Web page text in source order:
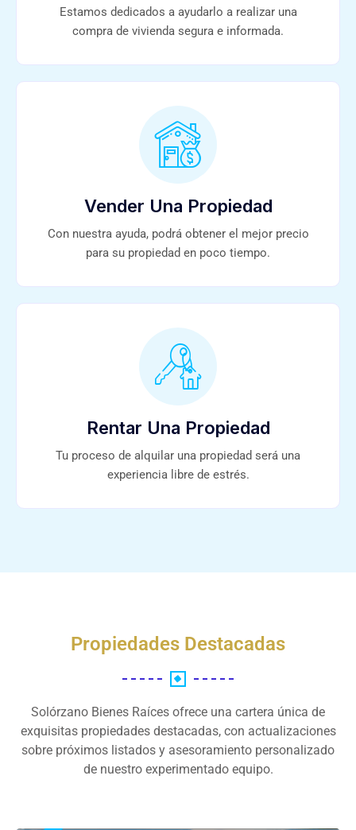
Estamos dedicados a ayudarlo a realizar una
compra de vivienda segura e informada.
Vender Una Propiedad
Con nuestra ayuda, podrá obtener el mejor precio
para su propiedad en poco tiempo.
Rentar Una Propiedad
Tu proceso de alquilar una propiedad será una
experiencia libre de estrés.
Propiedades Destacadas
Solórzano Bienes Raíces ofrece una cartera única de
exquisitas propiedades destacadas, con actualizaciones
sobre próximos listados y asesoramiento personalizado
de nuestro experimentado equipo.